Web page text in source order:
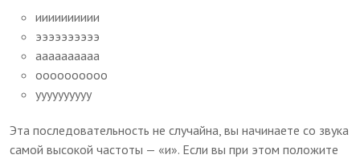
ииииииииии
ээээээээээ
аааааааааа
оооооооооо
уууууууууу
Эта последовательность не случайна, вы начинаете со звука
самой высокой частоты — «и». Если вы при этом положите